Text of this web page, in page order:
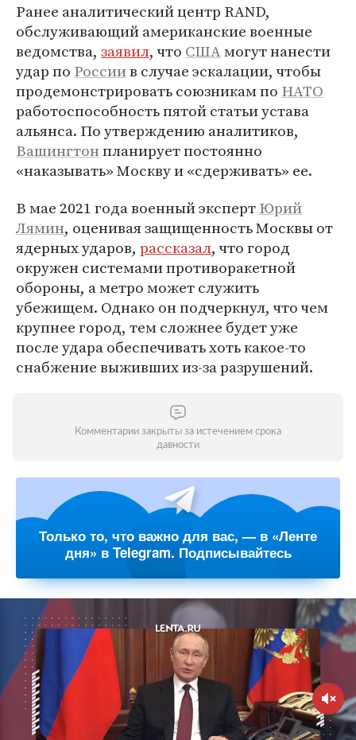
Ранее аналитический центр RAND,
обслуживающий американские военные
ведомства, заявил, что СШАмогут нанести
удар по Россиив случае эскалации, чтобы
продемонстрировать союзникам по НАТО
работоспособность пятой статьи устава
альянса. По утверждению аналитиков,
Вашингтонпланирует постоянно
«наказывать» Москву и «сдерживать» ее.
В мае 2021 года военный экспертЮрий
Лямин, оценивая защищенность Москвы от
ядерных ударов, рассказал, что город
окружен системами противоракетной
обороны, а метро может служить
убежищем. Однако он подчеркнул, что чем
крупнее город, тем сложнее будет уже
после удара обеспечивать хоть какое-то
снабжение выживших из-за разрушений.
Комментарии закрыты за истечением срока
давности
Только то, что важно для вас, — в «Ленте
дня» в Telegram. Подписывайтесь